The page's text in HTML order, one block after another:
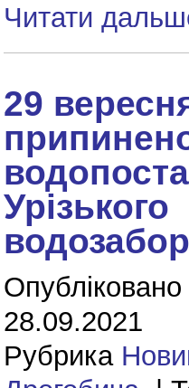
Читати
29
Урізького
28.09.2021
Рубрика